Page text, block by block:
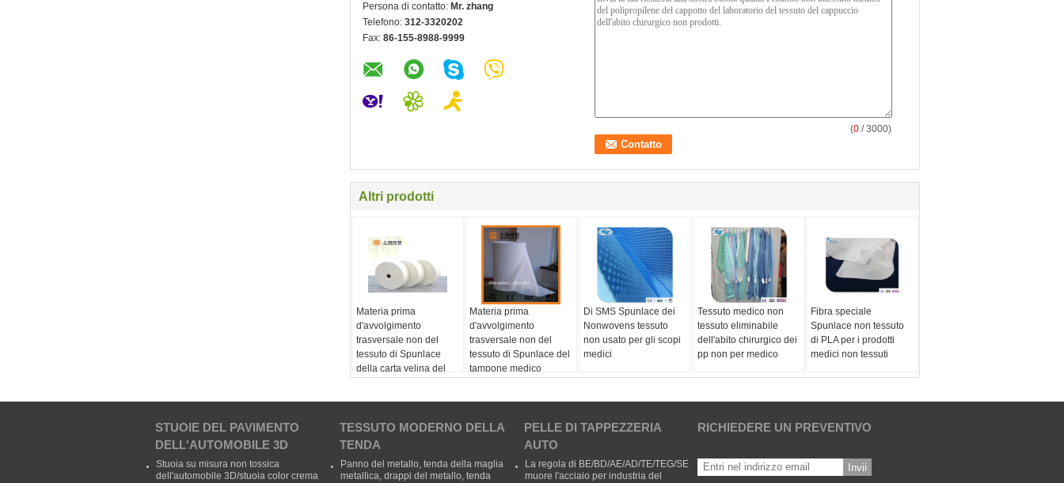
Persona di contatto: Mr. zhang
Telefono: 312-3320202
Fax: 86-155-8988-9999
(0 / 3000)
Altri prodotti
Materia prima
d'avvolgimento
trasversale non del
tessuto di Spunlace
della carta velina del
Materia prima
d'avvolgimento
trasversale non del
tessuto di Spunlace del
tampone medico
Di SMS Spunlace dei
Nonwovens tessuto
non usato per gli scopi
medici
Tessuto medico non
tessuto eliminabile
dell'abito chirurgico dei
pp non per medico
Fibra speciale
Spunlace non tessuto
di PLA per i prodotti
medici non tessuti
STUOIE DEL PAVIMENTO
DELL'AUTOMOBILE 3D
Stuoia su misura non tossica
dell'automobile 3D/stuoia color crema
TESSUTO MODERNO DELLA
TENDA
Panno del metallo, tenda della maglia
metallica, drappi del metallo, tenda
PELLE DI TAPPEZZERIA
AUTO
La regola di BE/BD/AE/AD/TE/TEG/SE
muore l'acciaio per industria del
RICHIEDERE UN PREVENTIVO
Invii